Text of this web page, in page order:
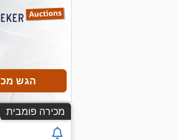
הגש
מכירה פומבית